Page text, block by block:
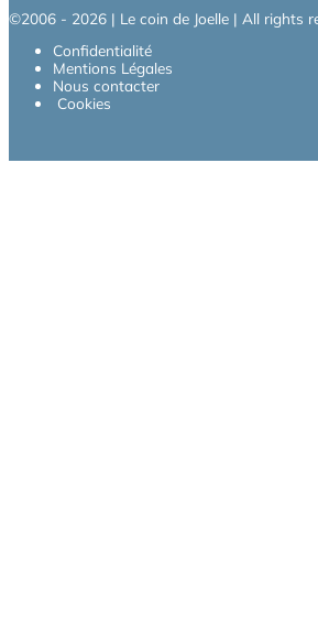
©2006 - 2026 | Le coin de Joelle | All rights
Confidentialité
Mentions Légales
Nous contacter
Cookies